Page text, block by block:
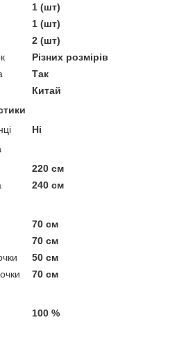
1 (шт)
1 (шт)
2 (шт)
Різних розмірів
Так
Китай
Ні
220 см
240 см
70 см
70 см
50 см
70 см
100 %